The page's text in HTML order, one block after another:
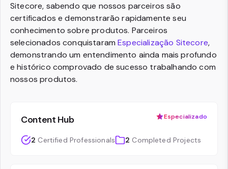
Sitecore, sabendo que nossos parceiros são
certificados e demonstrarão rapidamente seu
conhecimento sobre produtos. Parceiros
selecionados conquistaramEspecialização Sitecore,
demonstrando um entendimento ainda mais profundo
e histórico comprovado de sucesso trabalhando com
nossos produtos.
Content Hub Especializado
2 Certified Professionals 2 Completed Projects